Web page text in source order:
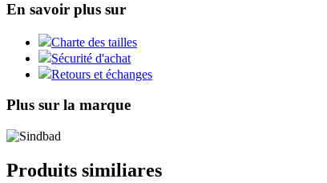
En savoir plus sur
Charte des tailles
Sécurité d'achat
Retours et échanges
Plus sur la marque
Produits similiares